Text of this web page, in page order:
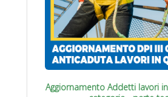
Aggiornamento Addetti lavori